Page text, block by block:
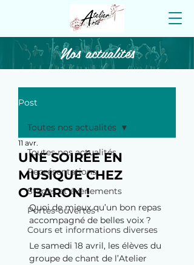
Nos actualités
Post
Toutes nos actualités
Représentations
Stages et évènements
Portes-ouvertes
Cours et informations diverses
Toutes nos actualités
UNE SOIRÉE EN
MUSIQUE CHEZ
O’BARON !
11 avr.
Quoi de mieux qu’un bon repas
accompagné de belles voix ?
Le samedi 18 avril, les élèves du
groupe de chant de l’Atelier